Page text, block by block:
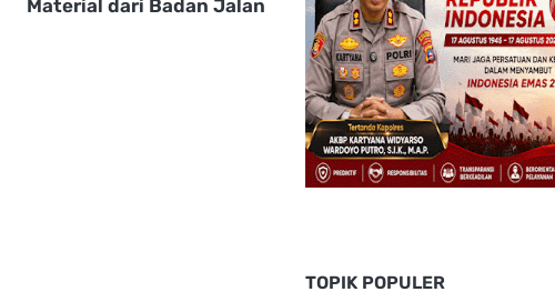
Material dari Badan Jalan
TOPIK POPULER